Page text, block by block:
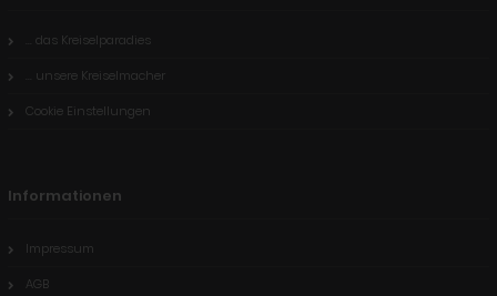
... das Kreiselparadies
... unsere Kreiselmacher
Cookie Einstellungen
Informationen
Impressum
AGB